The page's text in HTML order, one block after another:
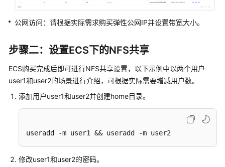
法
的
录
出
操
作
函
数
公网访问：请根据实际需求购买弹性公网IP并设置带宽大小。
步骤二：设置ECS下的NFS共享
ECS购买完成后即可进行NFS共享设置，以下示例中以两个用户
user1和user2的场景进行介绍，可根据实际需要增减用户数。
添加用户user1和user2并创建home目录。
useradd -m user1 && useradd -m user2
修改user1和user2的密码。